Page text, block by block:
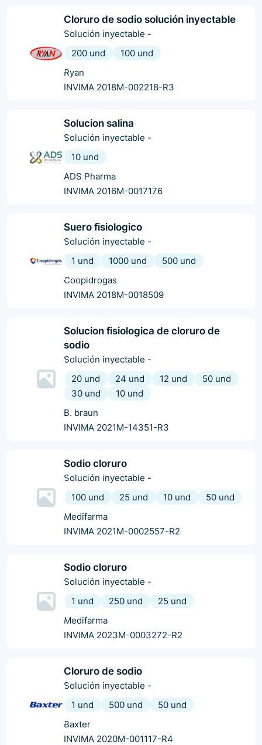
Cloruro de sodio solución inyectable
Solución inyectable -
200 und
100 und
Ryan
INVIMA 2018M-002218-R3
Solucion salina
Solución inyectable -
10 und
ADS Pharma
INVIMA 2016M-0017176
Suero fisiologico
Solución inyectable -
1 und
1000 und
500 und
Coopidrogas
INVIMA 2018M-0018509
Solucion fisiologica de cloruro de
sodio
Solución inyectable -
20 und
24 und 12 und
50 und
30 und
10 und
B. braun
INVIMA 2021M-14351-R3
Sodio cloruro
Solución inyectable -
100 und
25 und 10 und
50 und
Medifarma
INVIMA 2021M-0002557-R2
Sodio cloruro
Solución inyectable -
1 und
250 und
25 und
Medifarma
INVIMA 2023M-0003272-R2
Cloruro de sodio
Solución inyectable -
1 und
500 und
50 und
Baxter
INVIMA 2020M-001117-R4